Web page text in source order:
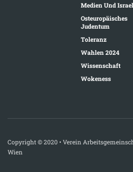
Medien Und Israel
Osteuropäisches
Judentum
Toleranz
Wahlen 2024
Wissenschaft
Wokeness
Copyright © 2020 • Verein
Wien